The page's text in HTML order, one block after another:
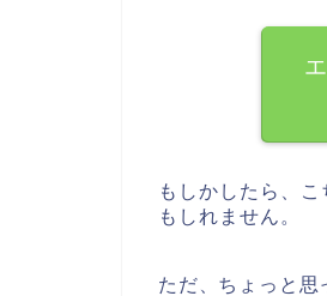
もしかしたら、
もしれません。
ただ、ちょっと思